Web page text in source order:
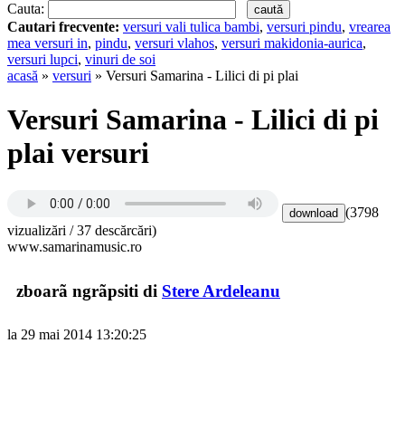
Cauta:
Cautari frecvente: versuri vali tulica bambi, versuri pindu, vrearea
mea versuri in, pindu, versuri vlahos, versuri makidonia-aurica,
versuri lupci, vinuri de soi
acasă » versuri » Versuri Samarina - Lilici di pi plai
Versuri Samarina - Lilici di pi
plai versuri
(3798
vizualizări / 37 descărcări)
www.samarinamusic.ro
zboarã ngrãpsiti di Stere Ardeleanu
la 29 mai 2014 13:20:25